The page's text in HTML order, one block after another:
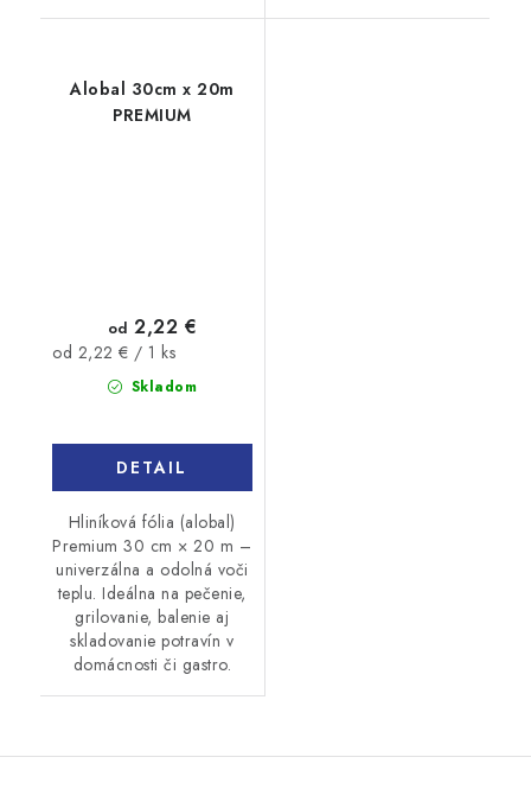
Alobal 30cm x 20m
PREMIUM
Skladom
od 2,22 €
Jednotková
od 2,22 € / 1 ks
DETAIL
Hliníková fólia (alobal)
Premium 30 cm × 20 m –
univerzálna a odolná voči
teplu. Ideálna na pečenie,
grilovanie, balenie aj
skladovanie potravín v
domácnosti či gastro.